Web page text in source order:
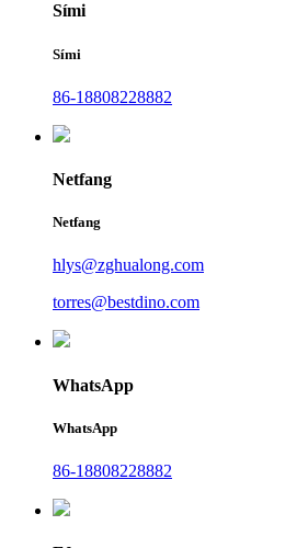
Sími
Sími
86-18808228882
Netfang
Netfang
hlys@zghualong.com
torres@bestdino.com
WhatsApp
WhatsApp
86-18808228882